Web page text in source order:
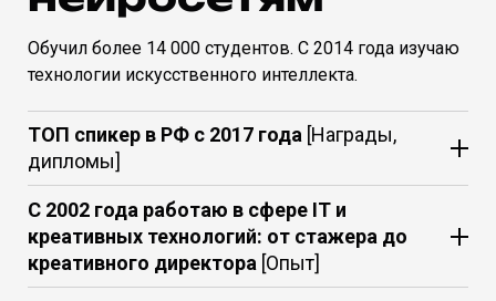
Обучил более 14 000 студентов. С 2014 года изучаю
технологии искусственного интеллекта.
ТОП спикер в РФ с 2017 года [Награды,
дипломы]
С 2002 года работаю в сфере IT и
креативных технологий: от стажера до
креативного директора [Опыт]